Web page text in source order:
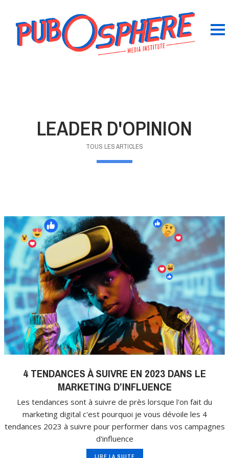
LEADER D'OPINION
TOUS LES ARTICLES
4 TENDANCES À SUIVRE EN 2023 DANS LE
MARKETING D’INFLUENCE
Les tendances sont à suivre de près lorsque l'on fait du
marketing digital c'est pourquoi je vous dévoile les 4
tendances 2023 à suivre pour performer dans vos campagnes
d'influence
LIRE LA SUITE